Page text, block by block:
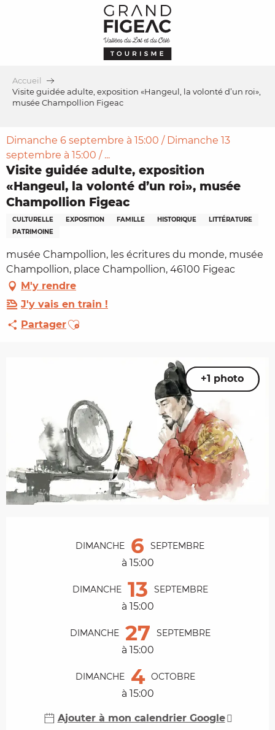
Accueil
Visite guidée adulte, exposition «Hangeul, la volonté d’un roi»,
musée Champollion Figeac
Dimanche 6 septembre à 15:00 / Dimanche 13
septembre à 15:00 / ...
Visite guidée adulte, exposition
«Hangeul, la volonté d’un roi», musée
Champollion Figeac
CULTURELLE EXPOSITION FAMILLE HISTORIQUE
LITTÉRATURE
PATRIMOINE
musée Champollion, les écritures du monde, musée
Champollion, place Champollion, 46100 Figeac
M'y rendre
J'y vais en train !
PartagerAjouter aux favoris
+1 photo
DIMANCHE 6 SEPTEMBRE
à 15:00
DIMANCHE 13 SEPTEMBRE
à 15:00
DIMANCHE 27 SEPTEMBRE
à 15:00
DIMANCHE 4 OCTOBRE
à 15:00
Ajouter à mon calendrier Google